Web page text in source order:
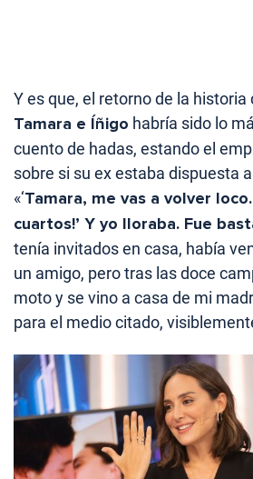
Y es que, el retorno de la historia
Tamara e Íñigo habría sido lo
cuento de hadas, estando el
sobre si su ex estaba dispuesta
«‘Tamara, me vas a volver
cuartos!’ Y yo lloraba. Fue
tenía invitados en casa, había
un amigo, pero tras las doce
moto y se vino a casa de mi
para el medio citado,